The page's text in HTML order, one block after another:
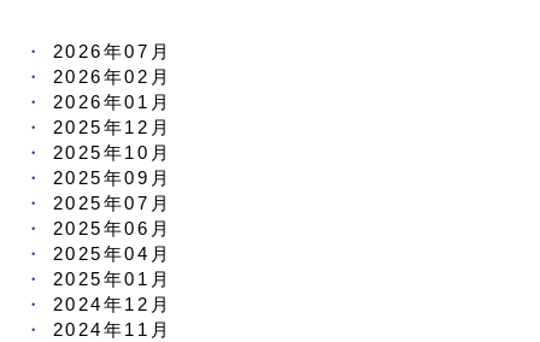
2026年07月
2026年02月
2026年01月
2025年12月
2025年10月
2025年09月
2025年07月
2025年06月
2025年04月
2025年01月
2024年12月
2024年11月